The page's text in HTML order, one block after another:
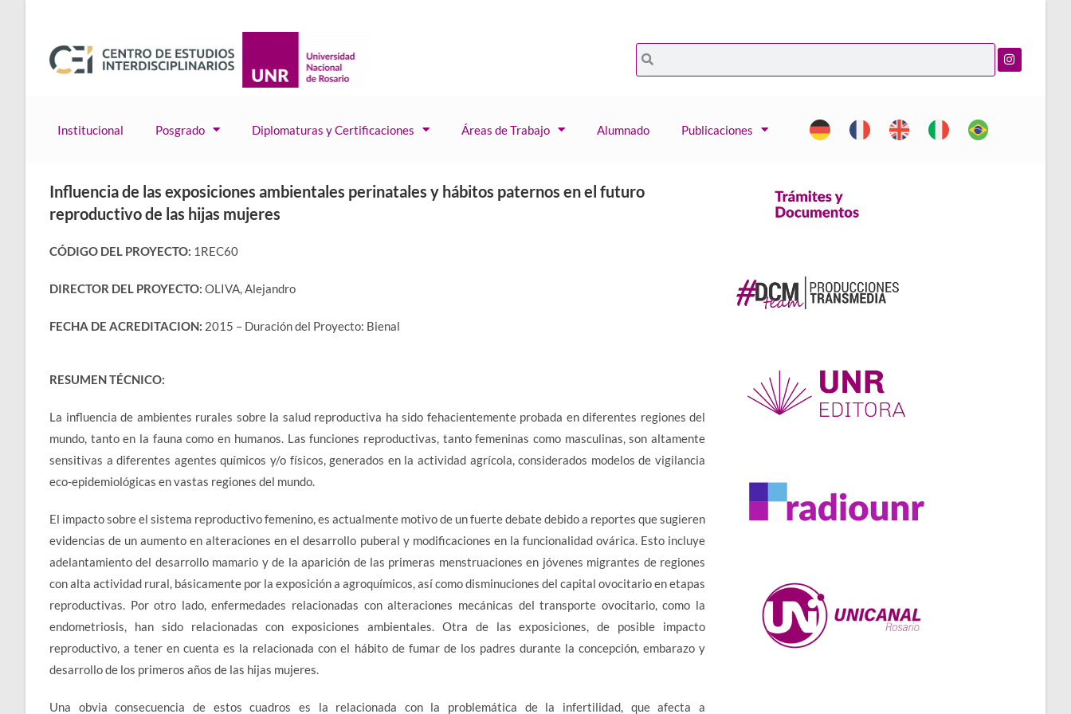
Institucional Posgrado Diplomaturas y Certificaciones Áreas de Trabajo Alumnado Publicaciones
Influencia de las exposiciones ambientales perinatales y hábitos paternos en el futuro
reproductivo de las hijas mujeres
CÓDIGO DEL PROYECTO: 1REC60
DIRECTOR DEL PROYECTO: OLIVA, Alejandro
FECHA DE ACREDITACION: 2015 – Duración del Proyecto: Bienal
RESUMEN TÉCNICO:
La influencia de ambientes rurales sobre la salud reproductiva ha sido fehacientemente probada en diferentes regiones del
mundo, tanto en la fauna como en humanos. Las funciones reproductivas, tanto femeninas como masculinas, son altamente
sensitivas a diferentes agentes químicos y/o físicos, generados en la actividad agrícola, considerados modelos de vigilancia
eco-epidemiológicas en vastas regiones del mundo.
El impacto sobre el sistema reproductivo femenino, es actualmente motivo de un fuerte debate debido a reportes que sugieren
evidencias de un aumento en alteraciones en el desarrollo puberal y modificaciones en la funcionalidad ovárica. Esto incluye
adelantamiento del desarrollo mamario y de la aparición de las primeras menstruaciones en jóvenes migrantes de regiones
con alta actividad rural, básicamente por la exposición a agroquímicos, así como disminuciones del capital ovocitario en etapas
reproductivas. Por otro lado, enfermedades relacionadas con alteraciones mecánicas del transporte ovocitario, como la
endometriosis, han sido relacionadas con exposiciones ambientales. Otra de las exposiciones, de posible impacto
reproductivo, a tener en cuenta es la relacionada con el hábito de fumar de los padres durante la concepción, embarazo y
desarrollo de los primeros años de las hijas mujeres.
Una obvia consecuencia de estos cuadros es la relacionada con la problemática de la infertilidad, que afecta a